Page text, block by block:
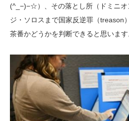
(^_−)−☆）、その落とし所（ドミニオ
ジ・ソロスまで国家反逆罪（treason
茶番かどうかを判断できると思います